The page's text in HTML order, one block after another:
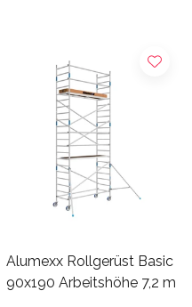
Alumexx Rollgerüst Basic
90x190 Arbeitshöhe 7,2 m